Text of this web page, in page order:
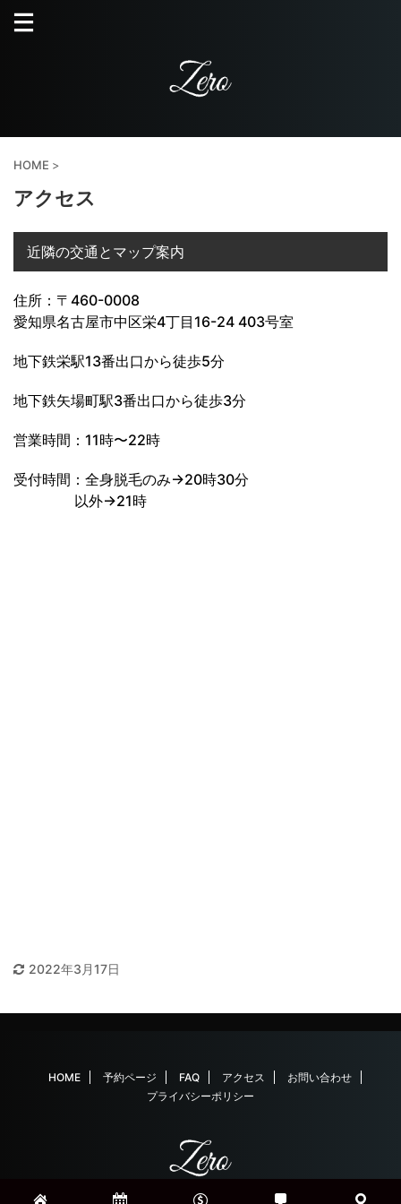
HOME >
アクセス
近隣の交通とマップ案内
住所：〒460-0008
愛知県名古屋市中区栄4丁目16-24 403号室
地下鉄栄駅13番出口から徒歩5分
地下鉄矢場町駅3番出口から徒歩3分
営業時間：11時〜22時
受付時間：全身脱毛のみ→20時30分
以外→21時
2022年3月17日
HOME 予約ページ FAQ アクセス
お問い合わせ
プライバシーポリシー